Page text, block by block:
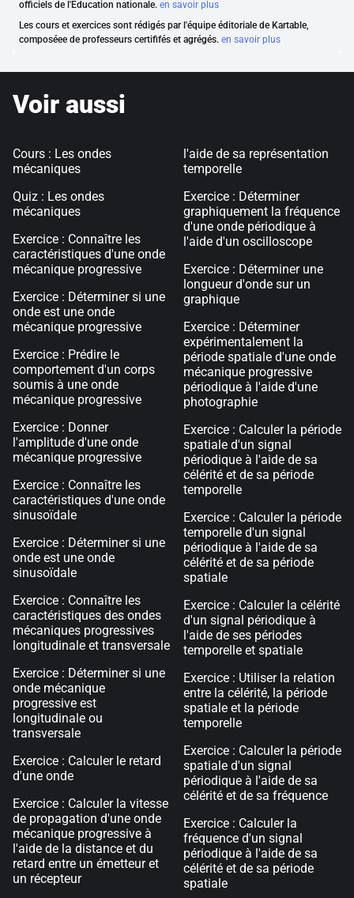
officiels de l'Éducation nationale. en savoir plus
Les cours et exercices sont rédigés par l'équipe éditoriale de Kartable,
composéee de professeurs certififés et agrégés. en savoir plus
Voir aussi
Cours : Les ondes
mécaniques
Quiz : Les ondes
mécaniques
Exercice : Connaître les
caractéristiques d'une onde
mécanique progressive
Exercice : Déterminer si une
onde est une onde
mécanique progressive
Exercice : Prédire le
comportement d'un corps
soumis à une onde
mécanique progressive
Exercice : Donner
l'amplitude d'une onde
mécanique progressive
Exercice : Connaître les
caractéristiques d'une onde
sinusoïdale
Exercice : Déterminer si une
onde est une onde
sinusoïdale
Exercice : Connaître les
caractéristiques des ondes
mécaniques progressives
longitudinale et transversale
Exercice : Déterminer si une
onde mécanique
progressive est
longitudinale ou
transversale
Exercice : Calculer le retard
d'une onde
Exercice : Calculer la vitesse
de propagation d'une onde
mécanique progressive à
l'aide de la distance et du
retard entre un émetteur et
un récepteur
l'aide de sa représentation
temporelle
Exercice : Déterminer
graphiquement la fréquence
d'une onde périodique à
l'aide d'un oscilloscope
Exercice : Déterminer une
longueur d'onde sur un
graphique
Exercice : Déterminer
expérimentalement la
période spatiale d'une onde
mécanique progressive
périodique à l'aide d'une
photographie
Exercice : Calculer la période
spatiale d'un signal
périodique à l'aide de sa
célérité et de sa période
temporelle
Exercice : Calculer la période
temporelle d'un signal
périodique à l'aide de sa
célérité et de sa période
spatiale
Exercice : Calculer la célérité
d'un signal périodique à
l'aide de ses périodes
temporelle et spatiale
Exercice : Utiliser la relation
entre la célérité, la période
spatiale et la période
temporelle
Exercice : Calculer la période
spatiale d'un signal
périodique à l'aide de sa
célérité et de sa fréquence
Exercice : Calculer la
fréquence d'un signal
périodique à l'aide de sa
célérité et de sa période
spatiale